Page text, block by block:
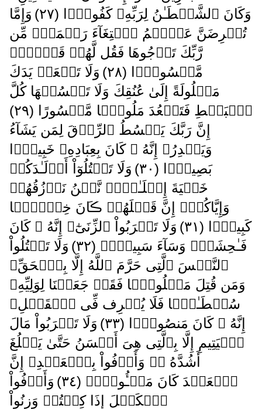
وَكَانَ ٱلشَّيۡطَـٰنُ لِرَبِّهِۦ كَفُورً۬ا ( ٢٧ )
وَإِمَّا
تُعۡرِضَنَّ عَنۡہُمُ ٱبۡتِغَآءَ رَحۡمَةٍ۬ مِّن
رَّبِّكَ تَرۡجُوهَا فَقُل لَّهُمۡ قَوۡلاً۬
مَّيۡسُورً۬ا ( ٢٨ )
وَلَا تَجۡعَلۡ يَدَكَ
مَغۡلُولَةً إِلَىٰ عُنُقِكَ وَلَا تَبۡسُطۡهَا كُلَّ
ٱلۡبَسۡطِ فَتَقۡعُدَ مَلُومً۬ا مَّحۡسُورًا ( ٢٩ )
إِنَّ رَبَّكَ يَبۡسُطُ ٱلرِّزۡقَ لِمَن يَشَآءُ
وَيَقۡدِرُ‌ۚ إِنَّهُ ۥ كَانَ بِعِبَادِهِۦ خَبِيرَۢا
بَصِيرً۬ا ( ٣٠ )
وَلَا تَقۡتُلُوٓاْ أَوۡلَـٰدَكُمۡ
خَشۡيَةَ إِمۡلَـٰقٍ۬‌ۖ نَّحۡنُ نَرۡزُقُهُمۡ
وَإِيَّاكُمۡ‌ۚ إِنَّ قَتۡلَهُمۡ ڪَانَ خِطۡـًٔ۬ا
كَبِيرً۬ا ( ٣١ )
وَلَا تَقۡرَبُواْ ٱلزِّنَىٰٓ‌ۖ إِنَّهُ ۥ كَانَ
فَـٰحِشَةً۬ وَسَآءَ سَبِيلاً۬ ( ٣٢ )
وَلَا تَقۡتُلُواْ
ٱلنَّفۡسَ ٱلَّتِى حَرَّمَ ٱللَّهُ إِلَّا بِٱلۡحَقِّ‌ۗ
وَمَن قُتِلَ مَظۡلُومً۬ا فَقَدۡ جَعَلۡنَا لِوَلِيِّهِۦ
سُلۡطَـٰنً۬ا فَلَا يُسۡرِف فِّى ٱلۡقَتۡلِ‌ۖ
إِنَّهُ ۥ كَانَ مَنصُورً۬ا ( ٣٣ )
وَلَا تَقۡرَبُواْ مَالَ
ٱلۡيَتِيمِ إِلَّا بِٱلَّتِى هِىَ أَحۡسَنُ حَتَّىٰ يَبۡلُغَ
أَشُدَّهُ ۥ‌ۚ وَأَوۡفُواْ بِٱلۡعَهۡدِ‌ۖ إِنَّ
ٱلۡعَهۡدَ كَانَ مَسۡـُٔولاً۬ ( ٣٤ )
وَأَوۡفُواْ
ٱلۡكَيۡلَ إِذَا كِلۡتُمۡ وَزِنُواْ